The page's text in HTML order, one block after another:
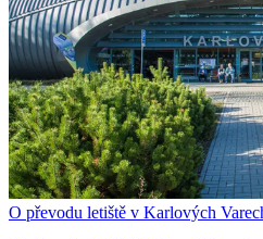
O převodu letiště v Karlových